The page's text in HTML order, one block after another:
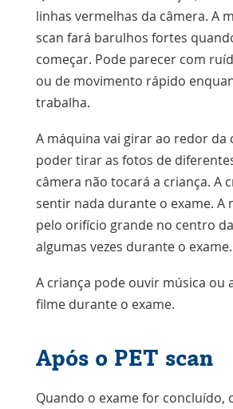
linhas vermelhas da câmera. A
scan fará barulhos fortes
começar. Pode parecer com
ou de movimento rápido
trabalha.
A máquina vai girar ao redor da
poder tirar as fotos de
câmera não tocará a criança. A
sentir nada durante o exame. A
pelo orifício grande no centro
algumas vezes durante o exame.
A criança pode ouvir música ou
filme durante o exame.
Após o PET scan
Quando o exame for concluído,